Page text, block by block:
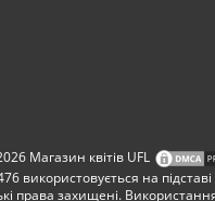
Магазин квітів UFL
використовується на
права захищені.